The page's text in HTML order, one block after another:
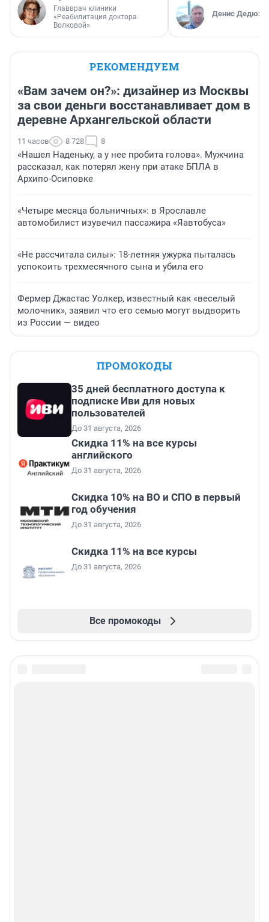
Главврач клиники
«Реабилитация доктора
Волковой»
Денис
РЕКОМЕНДУЕМ
«Вам зачем он?»: дизайнер из Москвы
за свои деньги восстанавливает дом в
деревне Архангельской области
11 часов 8 728 8
«Нашел Наденьку, а у нее пробита голова». Мужчина
рассказал, как потерял жену при атаке БПЛА в
Архипо-Осиповке
«Четыре месяца больничных»: в Ярославле
автомобилист изувечил пассажира «Яавтобуса»
«Не рассчитала силы»: 18-летняя ужурка пыталась
успокоить трехмесячного сына и убила его
Фермер Джастас Уолкер, известный как «веселый
молочник», заявил что его семью могут выдворить
из России — видео
ПРОМОКОДЫ
35 дней бесплатного доступа к
подписке Иви для новых
пользователей
До 31 августа, 2026
Скидка 11% на все курсы
английского
До 31 августа, 2026
Скидка 10% на ВО и СПО в первый
год обучения
До 31 августа, 2026
Скидка 11% на все курсы
До 31 августа, 2026
Все промокоды